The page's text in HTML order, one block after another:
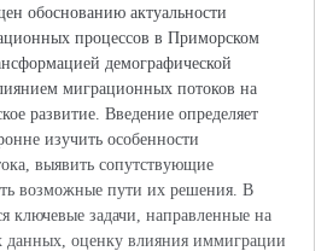
обоснованию актуальности
процессов в Приморском
демографической
миграционных потоков на
развитие. Введение определяет
изучить особенности
выявить сопутствующие
возможные пути их решения. В
ключевые задачи, направленные на
данных, оценку влияния иммиграции